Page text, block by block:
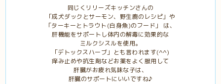
同じくリリーズキッチンさんの
「成犬ダックとサーモン、野生鹿のレシピ」や
「ターキーとトラウト(白身魚)のフード」 は、
肝機能をサポートし体内の解毒に効果的な
ミルクシスルを使用。
「デトックスハーブ」とも言われます(^^)
痒み止めや抗生剤などお薬をよく服用して
肝臓がお疲れ気味な子は、
肝臓のサポートにいいですね♪